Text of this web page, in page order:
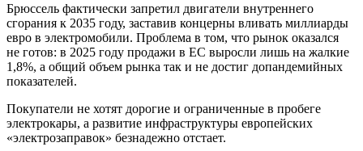
Брюссель фактически запретил двигатели внутреннего
сгорания к 2035 году, заставив концерны вливать миллиарды
евро в электромобили. Проблема в том, что рынок оказался
не готов: в 2025 году продажи в ЕС выросли лишь на жалкие
1,8%, а общий объем рынка так и не достиг допандемийных
показателей.
Покупатели не хотят дорогие и ограниченные в пробеге
электрокары, а развитие инфраструктуры европейских
«электрозаправок» безнадежно отстает.